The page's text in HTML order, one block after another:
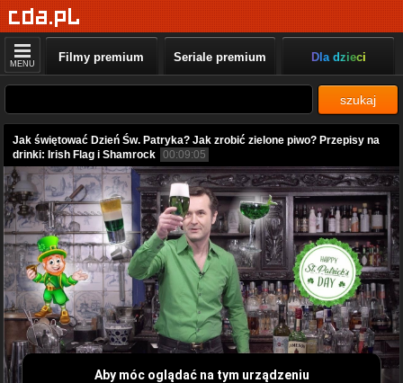
MENU Filmy premium Seriale premium Dla dzieci
szukaj
Jak świętować Dzień Św. Patryka? Jak zrobić zielone piwo? Przepisy na
drinki: Irish Flag i Shamrock 00:09:05
Aby móc oglądać na tym urządzeniu